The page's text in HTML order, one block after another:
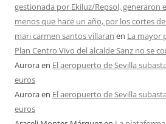
gestionada por Ekiluz/Repsol, generaron
menos que hace un año, por los cortes de
mari carmen santos villaran en La mayor
Plan Centro Vivo del alcalde Sanz no se
Auroraen El aeropuerto de Sevilla
euros
Auroraen El aeropuerto de Sevilla
euros